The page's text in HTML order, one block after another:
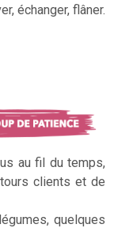
échanger, flâner.
au fil du temps,
clients et de
quelques